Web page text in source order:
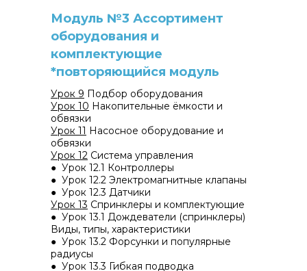
Урок 9 Подбор оборудования
Урок 10 Накопительные ёмкости и
обвязки
Урок 11 Насосное оборудование и
обвязки
Урок 12 Система управления
● Урок 12.1 Контроллеры
● Урок 12.2 Электромагнитные клапаны
● Урок 12.3 Датчики
Урок 13 Спринклеры и комплектующие
● Урок 13.1 Дождеватели (спринклеры)
Виды, типы, характеристики
● Урок 13.2 Форсунки и популярные
радиусы
● Урок 13.3 Гибкая подводка
Модуль №3 Ассортимент
оборудования и
комплектующие
*повторяющийся модуль